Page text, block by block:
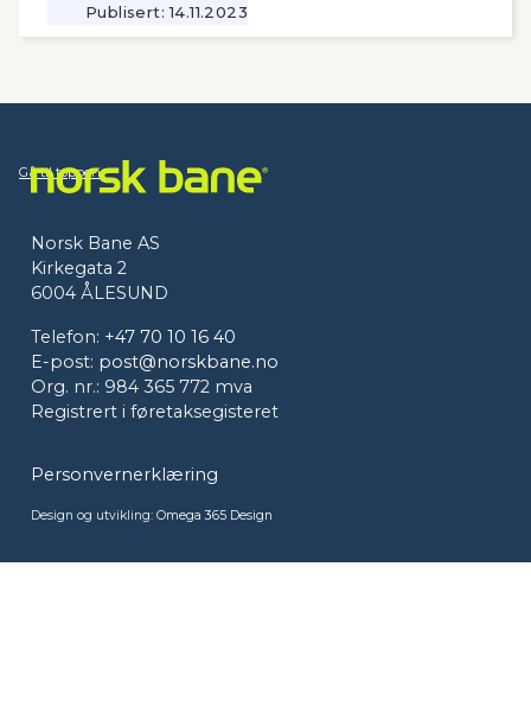
Publisert: 14.11.2023
Gå til toppen
Norsk Bane AS
Kirkegata 2
6004 ÅLESUND
Telefon: +47 70 10 16 40
E-post: post@norskbane.no
Org. nr.: 984 365 772 mva
Registrert i føretaksegisteret
Personvernerklæring
Design og utvikling: Omega 365 Design